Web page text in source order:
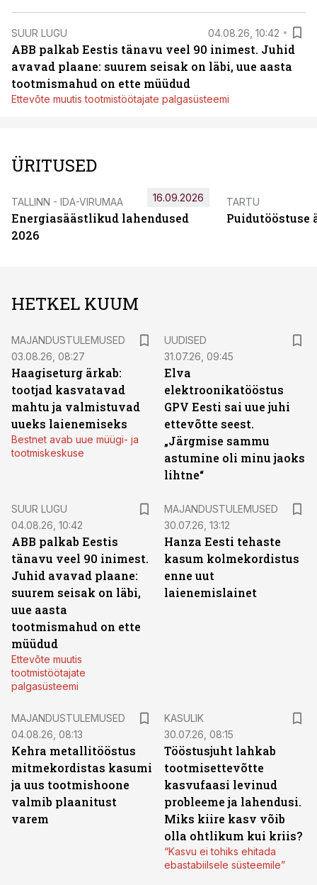
SUUR LUGU 04.08.26, 10:42
ABB palkab Eestis tänavu veel 90 inimest. Juhid
avavad plaane: suurem seisak on läbi, uue aasta
tootmismahud on ette müüdud
Ettevõte muutis tootmistöötajate palgasüsteemi
ÜRITUSED
TALLINN - IDA-VIRUMAA
Energiasäästlikud lahendused
2026
16.09.2026 TARTU
Puidutööstuse
HETKEL KUUM
MAJANDUSTULEMUSED
03.08.26, 08:27
Haagiseturg ärkab:
tootjad kasvatavad
mahtu ja valmistuvad
uueks laienemiseks
Bestnet avab uue müügi- ja
tootmiskeskuse
UUDISED
31.07.26, 09:45
Elva
elektroonikatööstus
GPV Eesti sai uue juhi
ettevõtte seest.
„Järgmise sammu
astumine oli minu jaoks
lihtne“
SUUR LUGU
04.08.26, 10:42
ABB palkab Eestis
tänavu veel 90 inimest.
Juhid avavad plaane:
suurem seisak on läbi,
uue aasta
tootmismahud on ette
müüdud
Ettevõte muutis
tootmistöötajate
palgasüsteemi
MAJANDUSTULEMUSED
30.07.26, 13:12
Hanza Eesti tehaste
kasum kolmekordistus
enne uut
laienemislainet
MAJANDUSTULEMUSED
04.08.26, 08:13
Kehra metallitööstus
mitmekordistas kasumi
ja uus tootmishoone
valmib plaanitust
varem
KASULIK
30.07.26, 08:15
Tööstusjuht lahkab
tootmisettevõtte
kasvufaasi levinud
probleeme ja lahendusi.
Miks kiire kasv võib
olla ohtlikum kui kriis?
“Kasvu ei tohiks ehitada
ebastabiilsele süsteemile”